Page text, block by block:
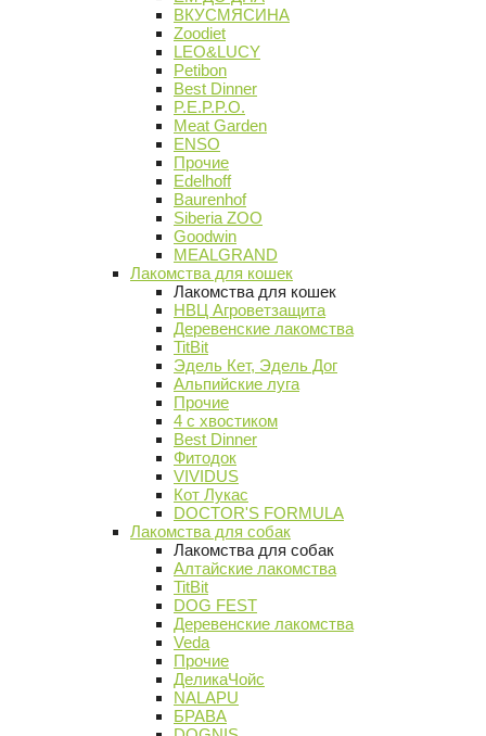
ВКУСМЯСИНА
Zoodiet
LEO&LUCY
Petibon
Best Dinner
P.E.P.P.O.
Meat Garden
ENSO
Прочие
Edelhoff
Baurenhof
Siberia ZOO
Goodwin
MEALGRAND
Лакомства для кошек
Лакомства для кошек
НВЦ Агроветзащита
Деревенские лакомства
TitBit
Эдель Кет, Эдель Дог
Альпийские луга
Прочие
4 с хвостиком
Best Dinner
Фитодок
VIVIDUS
Кот Лукас
DOCTOR'S FORMULA
Лакомства для собак
Лакомства для собак
Алтайские лакомства
TitBit
DOG FEST
Деревенские лакомства
Veda
Прочие
ДеликаЧойс
NALAPU
БРАВА